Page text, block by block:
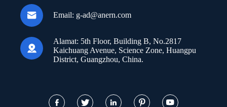
 Email: g-ad@anern.com

Alamat: 5th Floor, Building B, No.2817
Kaichuang Avenue, Science Zone, Huangpu
District, Guangzhou, China.
    